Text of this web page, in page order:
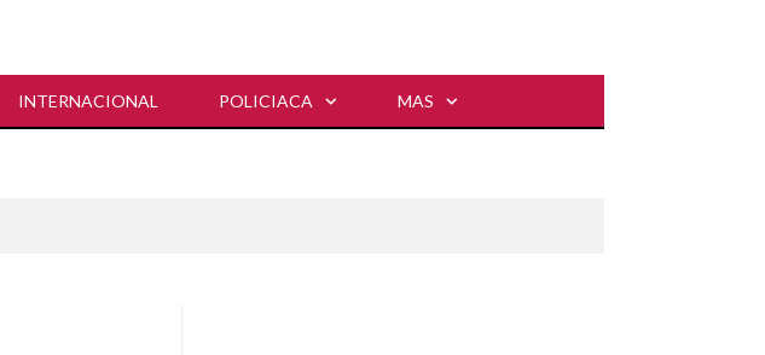
INTERNACIONAL POLICIACA MAS